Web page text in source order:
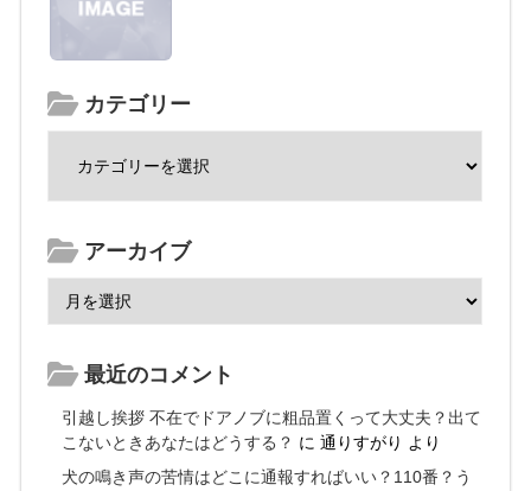
カテゴリー
アーカイブ
最近のコメント
引越し挨拶 不在でドアノブに粗品置くって大丈夫？出て
こないときあなたはどうする？ に通りすがり より
犬の鳴き声の苦情はどこに通報すればいい？110番？う